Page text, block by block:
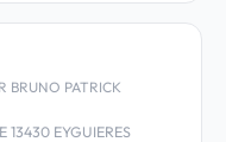
BRUNO PATRICK
13430 EYGUIERES